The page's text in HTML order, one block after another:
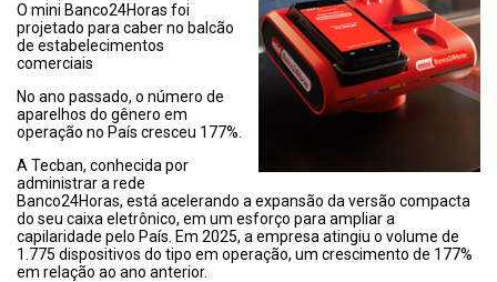
O mini Banco24Horas foi
projetado para caber no balcão
de estabelecimentos
comerciais
No ano passado, o número de
aparelhos do gênero em
operação no País cresceu 177%.
A Tecban, conhecida por
administrar a rede
Banco24Horas, está acelerando a expansão da versão compacta
do seu caixa eletrônico, em um esforço para ampliar a
capilaridade pelo País. Em 2025, a empresa atingiu o volume de
1.775 dispositivos do tipo em operação, um crescimento de 177%
em relação ao ano anterior.